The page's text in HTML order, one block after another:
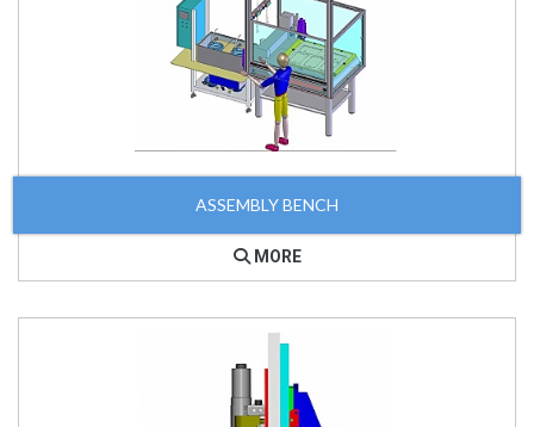
ASSEMBLY BENCH
MORE